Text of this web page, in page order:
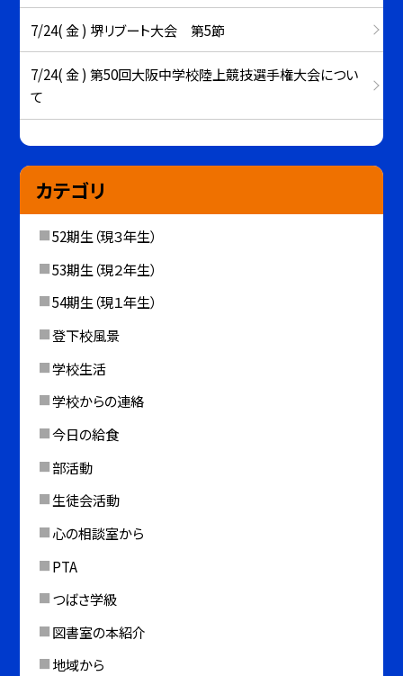
7/24( 金 ) 堺リブート大会 第5節
7/24( 金 ) 第50回大阪中学校陸上競技選手権大会につい
て
カテゴリ
52期生（現３年生）
53期生（現２年生）
54期生（現１年生）
登下校風景
学校生活
学校からの連絡
今日の給食
部活動
生徒会活動
心の相談室から
PTA
つばさ学級
図書室の本紹介
地域から